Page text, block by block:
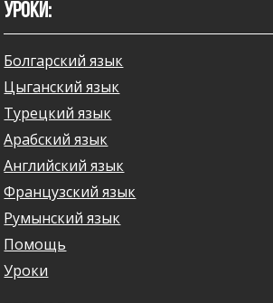
УРОКИ:
Болгарский язык
Цыганский язык
Турецкий язык
Арабский язык
Английский язык
Французский язык
Румынский язык
Помощь
Уроки